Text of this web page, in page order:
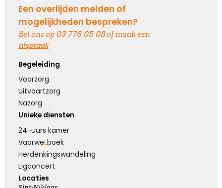
Een overlijden melden of
mogelijkheden bespreken?
Bel ons op 03 776 05 08of maak een
afspraak
Begeleiding
Voorzorg
Uitvaartzorg
Nazorg
Unieke diensten
24-uurs kamer
VaarweLboek
Herdenkings­wandeling
Ligconcert
Locaties